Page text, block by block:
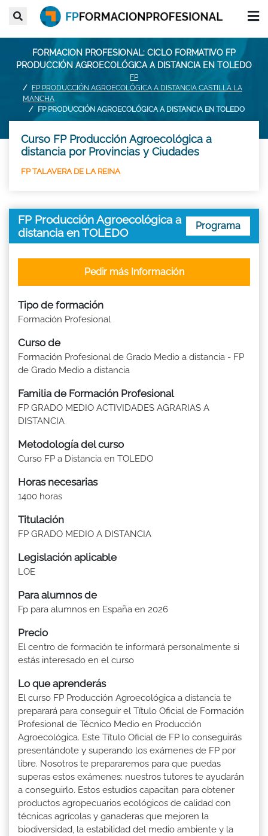
FORMACION PROFESIONAL: CICLO FORMATIVO FP
PRODUCCIÓN AGROECOLÓGICA A DISTANCIA EN TOLEDO
FP
FP PRODUCCIÓN AGROECOLÓGICA A DISTANCIA CASTILLA LA
MANCHA
FP PRODUCCIÓN AGROECOLÓGICA A DISTANCIA EN TOLEDO
Curso FP Producción Agroecológica a
distancia por Provincias y Ciudades
FP TALAVERA DE LA REINA
FP Producción Agroecológica a
distancia en TOLEDO
Programa
Tipo de formación
Formación Profesional
Curso de
Formación Profesional de Grado Medio a distancia - FP
de Grado Medio a distancia
Familia de Formación Profesional
FP GRADO MEDIO ACTIVIDADES AGRARIAS A
DISTANCIA
Metodología del curso
Curso FP a Distancia en TOLEDO
Horas necesarias
1400 horas
Titulación
FP GRADO MEDIO A DISTANCIA
Legislación aplicable
LOE
Para alumnos de
Fp para alumnos en España en 2026
Precio
El centro de formación te informará personalmente si
estás interesado en el curso
Pedir más Información
Lo que aprenderás
El curso FP Producción Agroecológica a distancia te
preparará para conseguir el Título Oficial de Formación
Profesional de Técnico Medio en Producción
Agroecológica. Este Título Oficial de FP lo conseguirás
presentándote y superando los exámenes de FP por
libre. Nosotros te prepararemos para que puedas
superas estos exámenes: nuestros tutores te ayudarán
a conseguirlo. Estos estudios capacitan para obtener
productos agropecuarios ecológicos de calidad con
técnicas agrícolas y ganaderas que mejoren la
biodiversidad, la estabilidad del medio ambiente y la